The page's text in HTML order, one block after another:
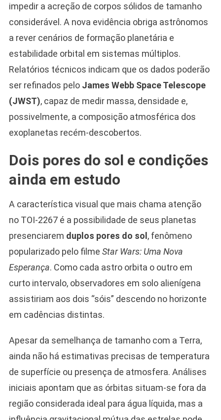
impedir a acreção de corpos sólidos de tamanho
considerável. A nova evidência obriga astrônomos
a rever cenários de formação planetária e
estabilidade orbital em sistemas múltiplos.
Relatórios técnicos indicam que os dados poderão
ser refinados pelo James Webb Space Telescope
(JWST), capaz de medir massa, densidade e,
possivelmente, a composição atmosférica dos
exoplanetas recém-descobertos.
Dois pores do sol e condições
ainda em estudo
A característica visual que mais chama atenção
no TOI-2267 é a possibilidade de seus planetas
presenciarem duplos pores do sol, fenômeno
popularizado pelo filme Star Wars: Uma Nova
Esperança. Como cada astro orbita o outro em
curto intervalo, observadores em solo alienígena
assistiriam aos dois “sóis” descendo no horizonte
em cadências distintas.
Apesar da semelhança de tamanho com a Terra,
ainda não há estimativas precisas de temperatura
de superfície ou presença de atmosfera. Análises
iniciais apontam que as órbitas situam-se fora da
região considerada ideal para água líquida, mas a